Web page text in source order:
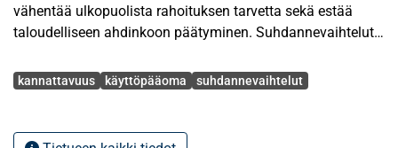
vähentää ulkopuolista rahoituksen tarvetta sekä estää
taloudelliseen ahdinkoon päätyminen. Suhdannevaihtelut,
ympärillä, voivat lisätä tai vähentää yrityksen
todettu olevan merkitystä käyttöpääoman hallinnan ja
Avainsanat
kannattavuus käyttöpääoma suhdannevaihtelut